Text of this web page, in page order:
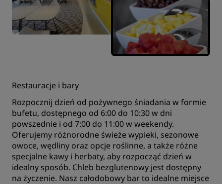
Restauracje i bary
Rozpocznij dzień od pożywnego śniadania w formie
bufetu, dostępnego od 6:00 do 10:30 w dni
powszednie i od 7:00 do 11:00 w weekendy.
Oferujemy różnorodne świeże wypieki, sezonowe
owoce, wędliny oraz opcje roślinne, a także różne
specjalne kawy i herbaty, aby rozpocząć dzień w
idealny sposób. Chleb bezglutenowy jest dostępny
na życzenie. Nasz całodobowy bar to idealne miejsce